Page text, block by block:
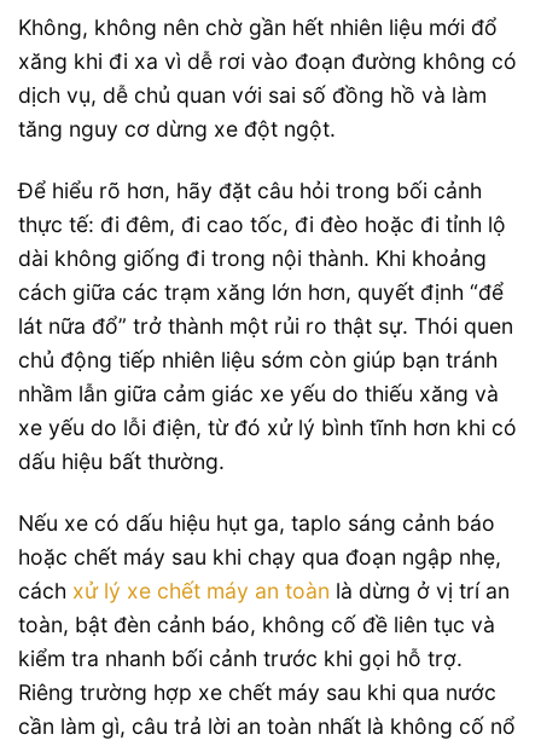
Không, không nên chờ gần hết nhiên liệu mới đổ
xăng khi đi xa vì dễ rơi vào đoạn đường không có
dịch vụ, dễ chủ quan với sai số đồng hồ và làm
tăng nguy cơ dừng xe đột ngột.
Để hiểu rõ hơn, hãy đặt câu hỏi trong bối cảnh
thực tế: đi đêm, đi cao tốc, đi đèo hoặc đi tỉnh lộ
dài không giống đi trong nội thành. Khi khoảng
cách giữa các trạm xăng lớn hơn, quyết định “để
lát nữa đổ” trở thành một rủi ro thật sự. Thói quen
chủ động tiếp nhiên liệu sớm còn giúp bạn tránh
nhầm lẫn giữa cảm giác xe yếu do thiếu xăng và
xe yếu do lỗi điện, từ đó xử lý bình tĩnh hơn khi có
dấu hiệu bất thường.
Nếu xe có dấu hiệu hụt ga, taplo sáng cảnh báo
hoặc chết máy sau khi chạy qua đoạn ngập nhẹ,
cách xử lý xe chết máy an toàn là dừng ở vị trí an
toàn, bật đèn cảnh báo, không cố đề liên tục và
kiểm tra nhanh bối cảnh trước khi gọi hỗ trợ.
Riêng trường hợp xe chết máy sau khi qua nước
cần làm gì, câu trả lời an toàn nhất là không cố nổ